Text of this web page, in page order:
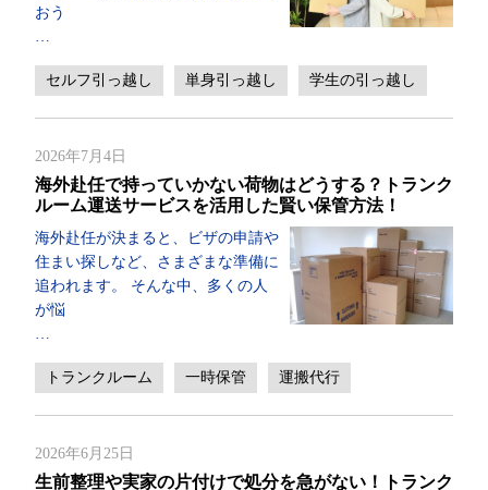
おう
セルフ引っ越し 単身引っ越し 学生の引っ越し
2026年7月4日
海外赴任で持っていかない荷物はどうする？トランク
ルーム運送サービスを活用した賢い保管方法！
海外赴任が決まると、ビザの申請や
住まい探しなど、さまざまな準備に
追われます。 そんな中、多くの人
が悩
トランクルーム 一時保管 運搬代行
2026年6月25日
生前整理や実家の片付けで処分を急がない！トランク